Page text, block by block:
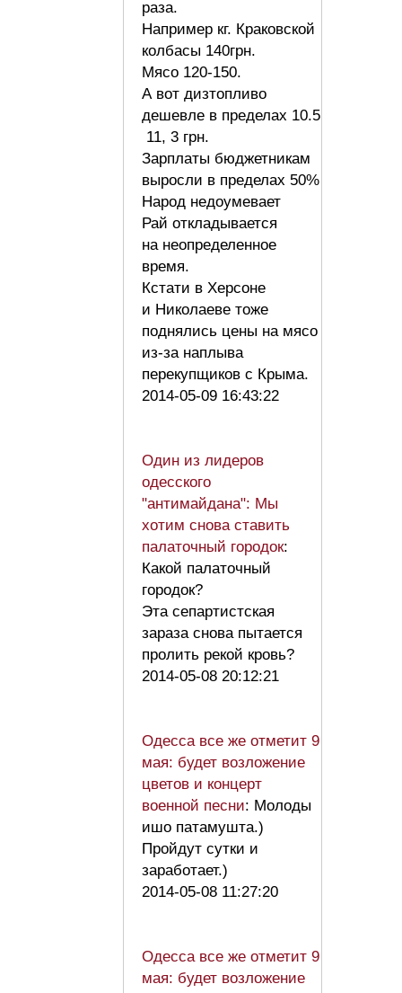
раза.
Например кг. Краковской
колбасы 140грн.
Мясо 120-150.
А вот дизтопливо
дешевле в пределах 10.5
11, 3 грн.
Зарплаты бюджетникам
выросли в пределах 50%
Народ недоумевает
Рай откладывается
на неопределенное
время.
Кстати в Херсоне
и Николаеве тоже
поднялись цены на мясо
из-за наплыва
перекупщиков с Крыма.
2014-05-09 16:43:22
Один из лидеров
одесского
"антимайдана": Мы
хотим снова ставить
палаточный городок:
Какой палаточный
городок?
Эта сепартистская
зараза снова пытается
пролить рекой кровь?
2014-05-08 20:12:21
Одесса все же отметит 9
мая: будет возложение
цветов и концерт
военной песни: Молоды
ишо патамушта.)
Пройдут сутки и
заработает.)
2014-05-08 11:27:20
Одесса все же отметит 9
мая: будет возложение